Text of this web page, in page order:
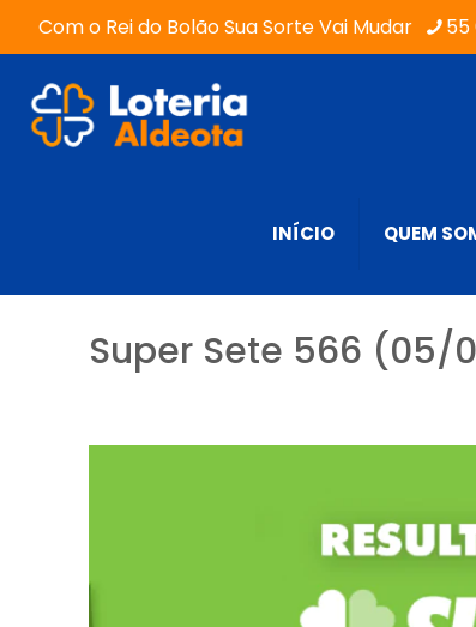
Com o Rei do Bolão Sua Sorte Vai Mudar 55
INÍCIO QUEM
Super Sete 566 (05/